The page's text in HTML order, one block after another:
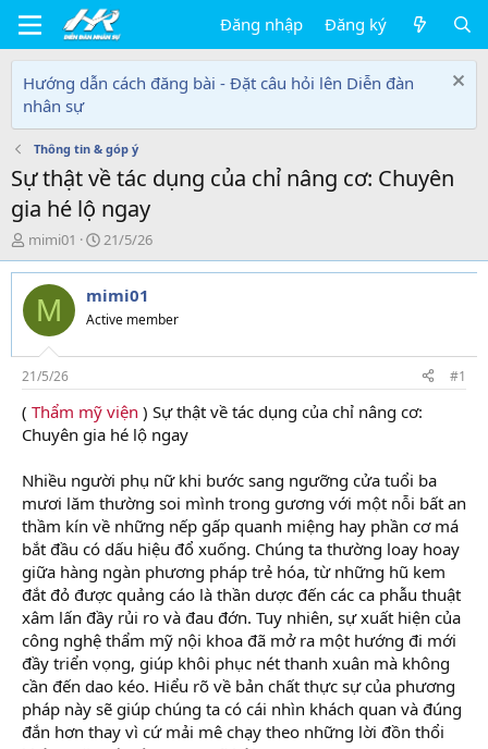
Đăng nhập Đăng ký
Hướng dẫn cách đăng bài - Đặt câu hỏi lên Diễn đàn
nhân sự
Thông tin & góp ý
Sự thật về tác dụng của chỉ nâng cơ: Chuyên
gia hé lộ ngay
T
h
r
e
d
s
t
a
r
t
r
mimi01
N
g
à
y
g
i
21/5/26
M mimi01
Active member
21/5/26 #1
( Thẩm mỹ viện ) Sự thật về tác dụng của chỉ nâng cơ:
Chuyên gia hé lộ ngay
Nhiều người phụ nữ khi bước sang ngưỡng cửa tuổi ba
mươi lăm thường soi mình trong gương với một nỗi bất an
thầm kín về những nếp gấp quanh miệng hay phần cơ má
bắt đầu có dấu hiệu đổ xuống. Chúng ta thường loay hoay
giữa hàng ngàn phương pháp trẻ hóa, từ những hũ kem
đắt đỏ được quảng cáo là thần dược đến các ca phẫu thuật
xâm lấn đầy rủi ro và đau đớn. Tuy nhiên, sự xuất hiện của
công nghệ thẩm mỹ nội khoa đã mở ra một hướng đi mới
đầy triển vọng, giúp khôi phục nét thanh xuân mà không
cần đến dao kéo. Hiểu rõ về bản chất thực sự của phương
pháp này sẽ giúp chúng ta có cái nhìn khách quan và đúng
đắn hơn thay vì cứ mải mê chạy theo những lời đồn thổi